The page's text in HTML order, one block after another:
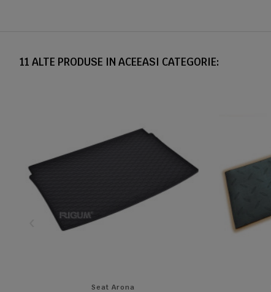
11 ALTE PRODUSE IN ACEEASI CATEGORIE:
Seat Arona